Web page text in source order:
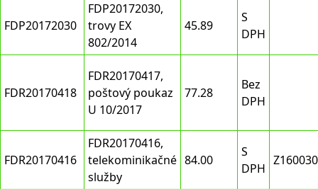
FDP20172030
FDP20172030,
trovy EX
802/2014
45.89
S
DPH
FDR20170418
FDR20170417,
poštový poukaz
U 10/2017
77.28
Bez
DPH
FDR20170416
FDR20170416,
telekominikačné
služby
84.00
S
DPH